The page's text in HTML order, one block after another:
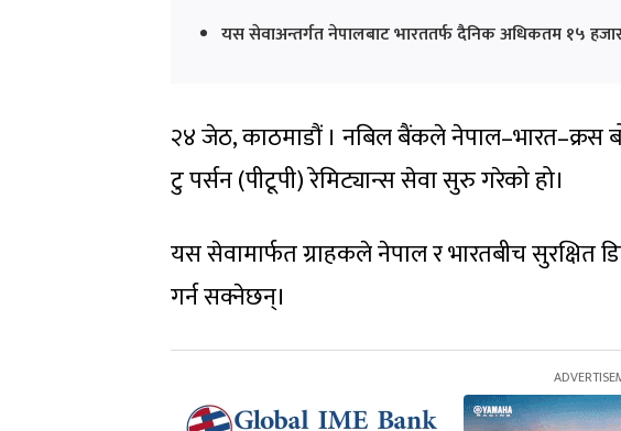
यस सेवाअन्तर्गत नेपालबाट भारततर्फ दैनिक अधिकतम १५
२४ जेठ, काठमाडौं । नबिल बैंकले नेपाल–भारत–क्रस
टु पर्सन (पीटूपी) रेमिट्यान्स सेवा सुरु गरेको हो।
यस सेवामार्फत ग्राहकले नेपाल र भारतबीच सुरक्षित
गर्न सक्नेछन्।